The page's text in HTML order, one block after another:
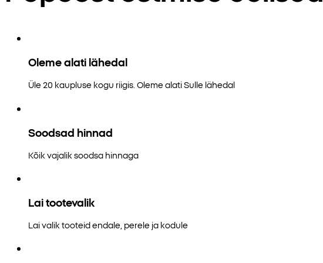
Oleme alati lähedal
Üle 20 kaupluse kogu riigis. Oleme alati Sulle lähedal
Soodsad hinnad
Kõik vajalik soodsa hinnaga
Lai tootevalik
Lai valik tooteid endale, perele ja kodule